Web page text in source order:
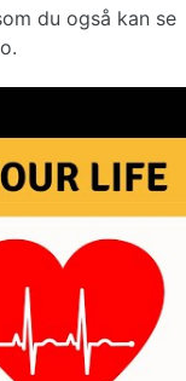
du også kan se